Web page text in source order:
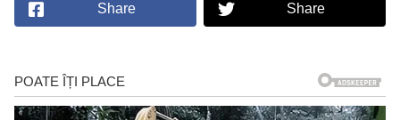
Share Share